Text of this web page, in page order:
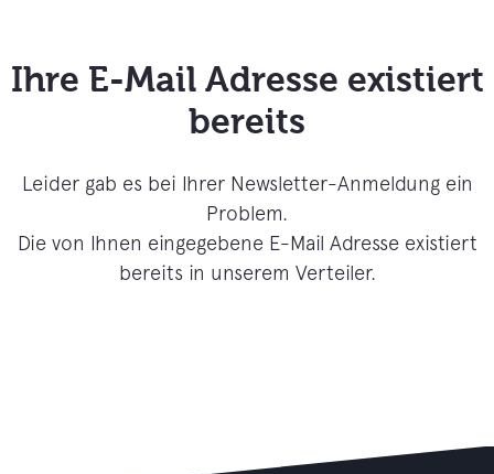
Ihre E-Mail Adresse existiert
bereits
Leider gab es bei Ihrer Newsletter-Anmeldung ein
Problem.
Die von Ihnen eingegebene E-Mail Adresse existiert
bereits in unserem Verteiler.